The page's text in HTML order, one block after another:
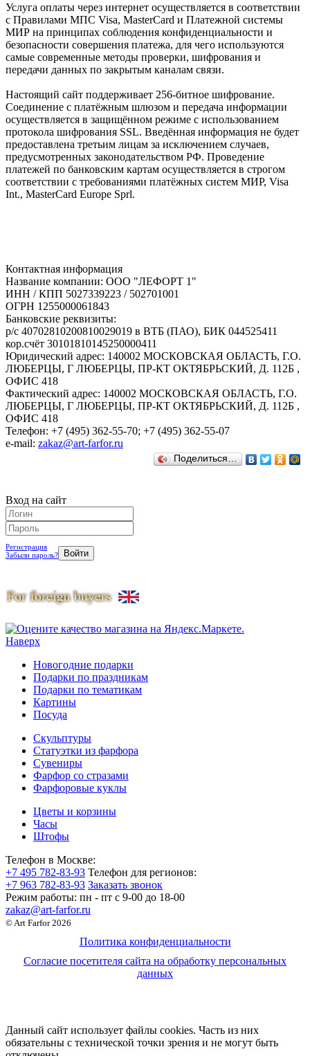
Услуга оплаты через интернет осуществляется в соответствии
с Правилами МПС Visa, MasterCard и Платежной системы
МИР на принципах соблюдения конфиденциальности и
безопасности совершения платежа, для чего используются
самые современные методы проверки, шифрования и
передачи данных по закрытым каналам связи.
Настоящий сайт поддерживает 256-битное шифрование.
Соединение с платёжным шлюзом и передача информации
осуществляется в защищённом режиме с использованием
протокола шифрования SSL. Введённая информация не будет
предоставлена третьим лицам за исключением случаев,
предусмотренных законодательством РФ. Проведение
платежей по банковским картам осуществляется в строгом
соответствии с требованиями платёжных систем МИР, Visa
Int., MasterCard Europe Sprl.
Контактная информация
Название компании: ООО "ЛЕФОРТ 1"
ИНН / КПП 5027339223 / 502701001
ОГРН 1255000061843
Банковские реквизиты:
р/с 40702810200810029019 в ВТБ (ПАО), БИК 044525411
кор.счёт 30101810145250000411
Юридический адрес: 140002 МОСКОВСКАЯ ОБЛАСТЬ, Г.О.
ЛЮБЕРЦЫ, Г ЛЮБЕРЦЫ, ПР-КТ ОКТЯБРЬСКИЙ, Д. 112Б ,
ОФИС 418
Фактический адрес: 140002 МОСКОВСКАЯ ОБЛАСТЬ, Г.О.
ЛЮБЕРЦЫ, Г ЛЮБЕРЦЫ, ПР-КТ ОКТЯБРЬСКИЙ, Д. 112Б ,
ОФИС 418
Телефон: +7 (495) 362-55-70; +7 (495) 362-55-07
e-mail: zakaz@art-farfor.ru
Поделиться…
Вход на сайт
Регистрация
Забыли пароль?
Наверх
Новогодние подарки
Подарки по праздникам
Подарки по тематикам
Картины
Посуда
Скульптуры
Статуэтки из фарфора
Сувениры
Фарфор со стразами
Фарфоровые куклы
Цветы и корзины
Часы
Штофы
Телефон в Москве:
+7 495 782-83-93 Телефон для регионов:
+7 963 782-83-93 Заказать звонок
Режим работы: пн - пт c 9-00 до 18-00
zakaz@art-farfor.ru
© Art Farfor 2026
Политика конфиденциальности
Согласие посетителя сайта на обработку персональных
данных
Данный сайт использует файлы cookies. Часть из них
обязательны с технической точки зрения и не могут быть